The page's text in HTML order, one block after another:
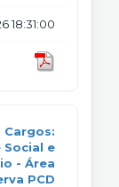
18:31:00
Cargos:
e
- Área
PCD